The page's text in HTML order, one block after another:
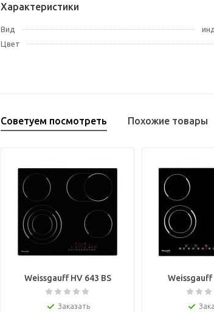
Характеристики
Вид
Цвет
Советуем посмотреть Похожие товары
Weissgauff HV 643 BS
Заказать
Weissgauff